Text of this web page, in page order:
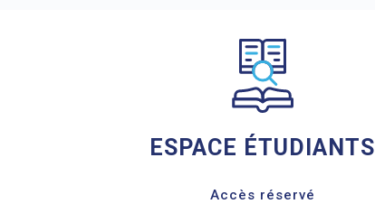
ESPACE ÉTUDIANTS
Accès réservé